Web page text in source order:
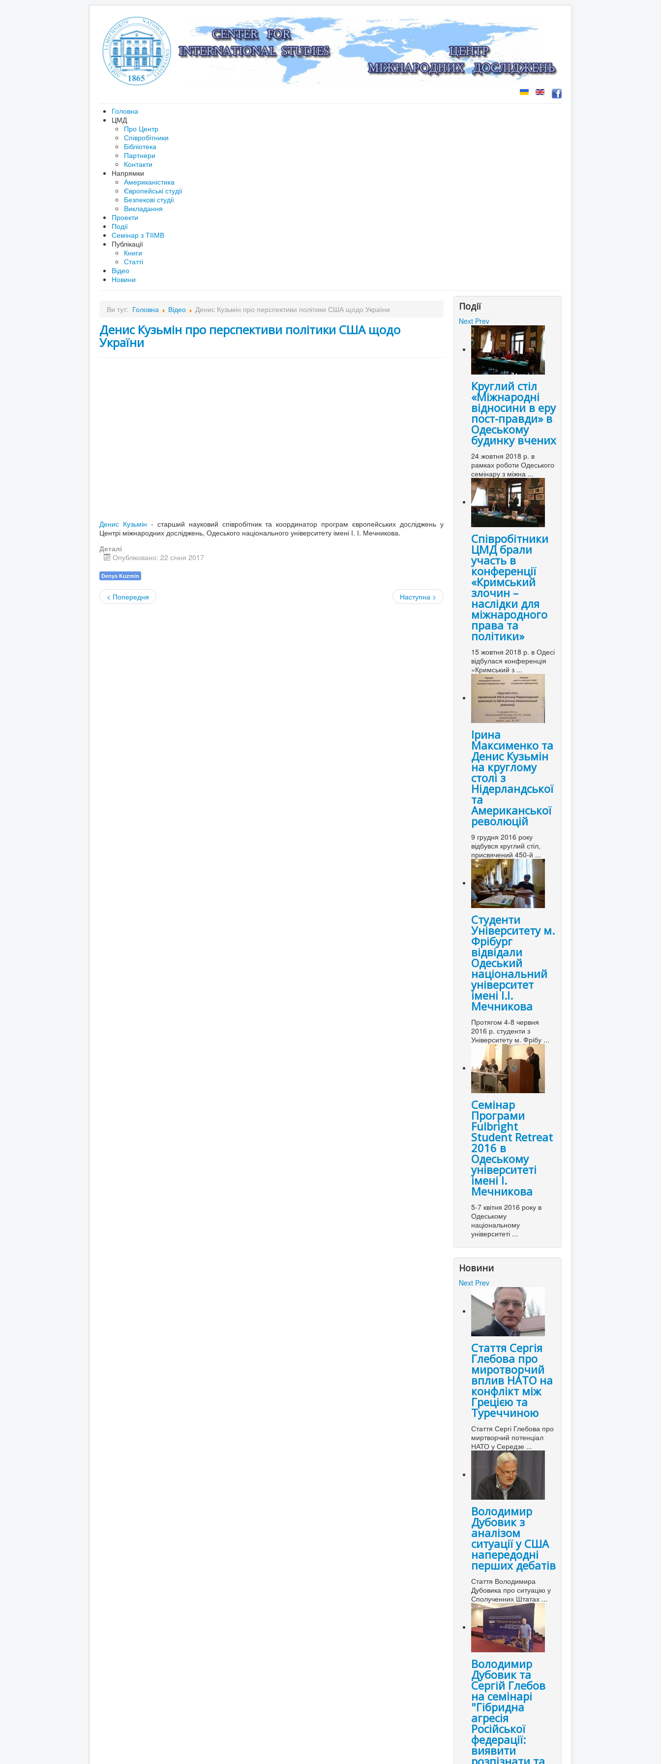
Головна
ЦМД
Про Центр
Співробітники
Бібліотека
Партнери
Контакти
Напрямки
Американістика
Європейські студії
Безпекові студії
Викладання
Проекти
Події
Семінар з ТІІМВ
Публікації
Книги
Статті
Відео
Новини
Ви тут: Головна Відео Денис Кузьмін про перспективи політики США щодо України
Денис Кузьмін про перспективи політики США щодо
України
Денис Кузьмін - старший науковий співробітник та координатор програм європейських досліджень у
Центрі міжнародних досліджень, Одеського національного університету імені І. І. Мечникова.
Деталі
Опубліковано: 22 січня 2017
Denys Kuzmin
< Попередня Наступна >
Події
Next Prev
Круглий стіл
«Міжнародні
відносини в еру
пост-правди» в
Одеському
будинку вчених
24 жовтня 2018 р. в
рамках роботи Одеського
семінару з міжна ...
Співробітники
ЦМД брали
участь в
конференції
«Кримський
злочин –
наслідки для
міжнародного
права та
політики»
15 жовтня 2018 р. в Одесі
відбулася конференція
«Кримський з ...
Ірина
Максименко та
Денис Кузьмін
на круглому
столі з
Нідерландської
та
Американської
революцій
9 грудня 2016 року
відбувся круглий стіл,
присвячений 450-й ...
Студенти
Університету м.
Фрібург
відвідали
Одеський
національний
університет
імені І.І.
Мечникова
Протягом 4-8 червня
2016 р. студенти з
Університету м. Фрібу ...
Семінар
Програми
Fulbright
Student Retreat
2016 в
Одеському
університеті
імені І.
Мечникова
5-7 квітня 2016 року в
Одеському
національному
університеті ...
Новини
Next Prev
Стаття Сергія
Глебова про
миротворчий
вплив НАТО на
конфлікт між
Грецією та
Туреччиною
Стаття Сергі Глебова про
миртворчий потенціал
НАТО у Середзе ...
Володимир
Дубовик з
аналізом
ситуації у США
напередодні
перших дебатів
Стаття Володимира
Дубовика про ситуацію у
Сполученних Штатах ...
Володимир
Дубовик та
Сергій Глебов
на семінарі
"Гібридна
агресія
Російської
федерації:
виявити